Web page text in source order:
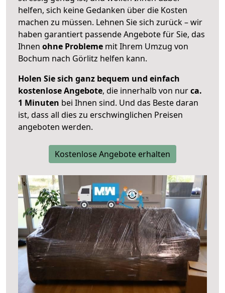
helfen, sich keine Gedanken über die Kosten
machen zu müssen. Lehnen Sie sich zurück – wir
haben garantiert passende Angebote für Sie, das
Ihnen ohne Probleme mit Ihrem Umzug von
Bochum nach Görlitz helfen kann.
Holen Sie sich ganz bequem und einfach
kostenlose Angebote, die innerhalb von nurca.
1 Minuten bei Ihnen sind. Und das Beste daran
ist, dass all dies zu erschwinglichen Preisen
angeboten werden.
Kostenlose Angebote erhalten